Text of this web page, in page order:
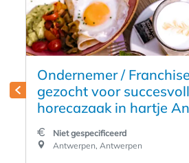
Ondernemer /
gezocht voor
horecazaak in hartje
Niet gespecificeerd
Antwerpen, Antwerpen